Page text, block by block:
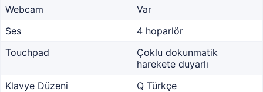
Webcam
Var
Ses
4 hoparlör
Touchpad
Çoklu dokunmatik
harekete duyarlı
Klavye Düzeni
Q Türkçe